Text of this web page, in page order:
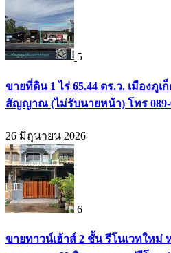
5
ขายที่ดิน 1 ไร่ 65.44 ตร.ว. เมืองภูเ
สัญญาณ (ไม่รับนายหน้า) โทร 089-
26 มิถุนายน 2026
6
ขายทาวน์เฮ้าส์ 2 ชั้น รีโนเวทใหม่